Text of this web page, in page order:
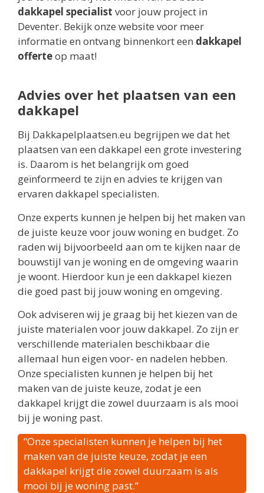
dakkapel specialist voor jouw project in
Deventer. Bekijk onze website voor meer
informatie en ontvang binnenkort een dakkapel
offerteop maat!
Advies over het plaatsen van een
dakkapel
Bij Dakkapelplaatsen.eu begrijpen we dat het
plaatsen van een dakkapel een grote investering
is. Daarom is het belangrijk om goed
geïnformeerd te zijn en advies te krijgen van
ervaren dakkapel specialisten.
Onze experts kunnen je helpen bij het maken van
de juiste keuze voor jouw woning en budget. Zo
raden wij bijvoorbeeld aan om te kijken naar de
bouwstijl van je woning en de omgeving waarin
je woont. Hierdoor kun je een dakkapel kiezen
die goed past bij jouw woning en omgeving.
Ook adviseren wij je graag bij het kiezen van de
juiste materialen voor jouw dakkapel. Zo zijn er
verschillende materialen beschikbaar die
allemaal hun eigen voor- en nadelen hebben.
Onze specialisten kunnen je helpen bij het
maken van de juiste keuze, zodat je een
dakkapel krijgt die zowel duurzaam is als mooi
bij je woning past.
“Onze specialisten kunnen je helpen bij het
maken van de juiste keuze, zodat je een
dakkapel krijgt die zowel duurzaam is als
mooi bij je woning past.”